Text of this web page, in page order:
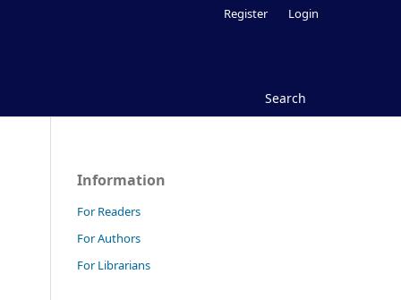
Search
Register Login
Information
For Readers
For Authors
For Librarians